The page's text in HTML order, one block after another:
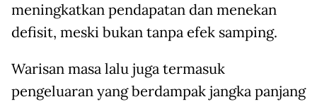
meningkatkan pendapatan dan menekan
defisit, meski bukan tanpa efek samping.
Warisan masa lalu juga termasuk
pengeluaran yang berdampak jangka panjang